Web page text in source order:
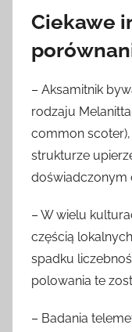
Ciekawe
– Aksamitnik
rodzaju Melanitta
common scoter),
strukturze
doświadczonym
– W wielu
częścią
spadku
polowania te
– Badania